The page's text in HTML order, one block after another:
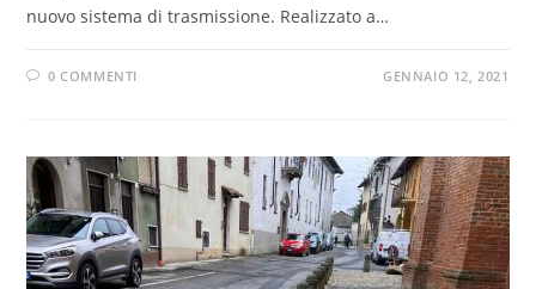
nuovo sistema di trasmissione. Realizzato a…
0 COMMENTI GENNAIO 12, 2021